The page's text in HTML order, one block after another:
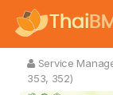
Service
353, 352)